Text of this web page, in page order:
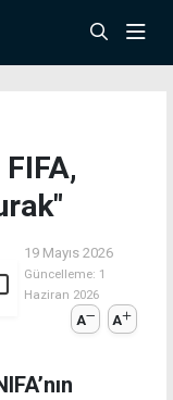
19 Mayıs 2026
Güncelleme: 1
Haziran 2026
A A